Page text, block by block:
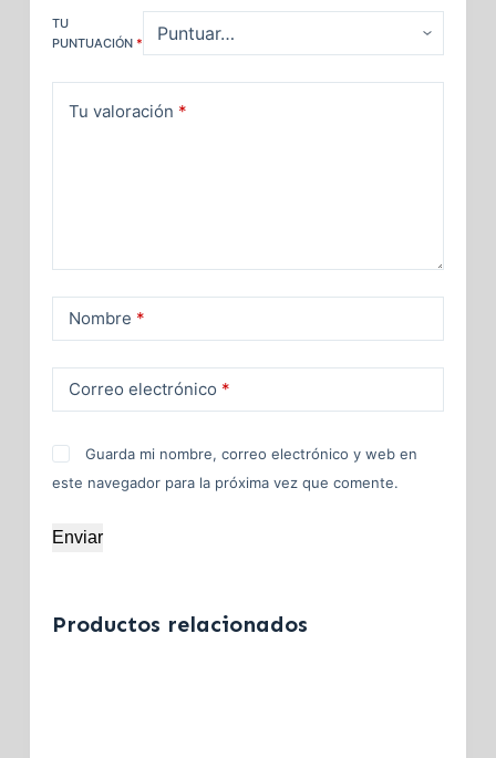
TU
PUNTUACIÓN *
Tu valoración *
Nombre *
Correo electrónico *
Guarda mi nombre, correo electrónico y web en
este navegador para la próxima vez que comente.
Enviar
Productos relacionados